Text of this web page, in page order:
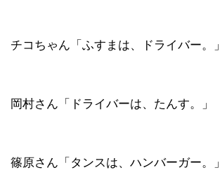
チコちゃん「ふすまは、ドライバー。」
岡村さん「ドライバーは、たんす。」
篠原さん「タンスは、ハンバーガー。」